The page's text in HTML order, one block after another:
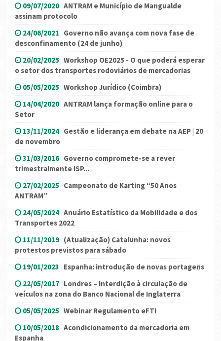
09/07/2020 ANTRAM e Município de Mangualde
assinam protocolo
24/06/2021 Governo não avança com nova fase de
desconfinamento (24 de junho)
20/02/2025 Workshop OE2025 - O que poderá esperar
o setor dos transportes rodoviários de mercadorias
05/05/2025 Workshop Jurídico (Coimbra)
14/04/2020 ANTRAM lança formação online para o
Setor
13/11/2024 Gestão e liderança em debate na AEP | 20
de novembro
31/03/2016 Governo compromete-se a rever
trimestralmente ISP...
27/02/2025 Campeonato de Karting “50 Anos
ANTRAM”
24/05/2024 Anuário Estatístico da Mobilidade e dos
Transportes 2022
11/11/2019 (Atualização) Catalunha: novos
protestos previstos para sábado
19/01/2023 Espanha: introdução de novas portagens
22/05/2017 Londres – Interdição à circulação de
veículos na zona do Banco Nacional de Inglaterra
05/05/2025 Webinar Regulamento eFTI
10/05/2018 Acondicionamento da mercadoria em
Espanha